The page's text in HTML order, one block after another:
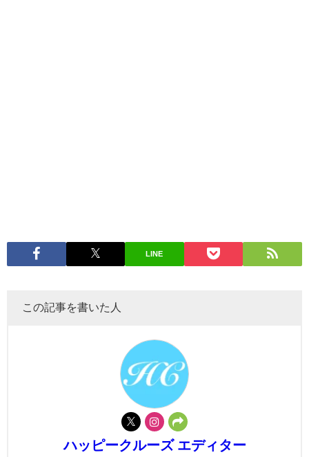
LINE
この記事を書いた人
ハッピークルーズ エディター